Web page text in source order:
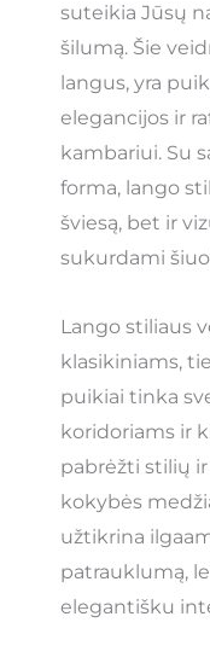
suteikia Jūsų
šilumą. Šie
langus, yra
elegancijos ir
kambariui. Su
forma, lango
šviesą, bet ir
sukurdami
Lango stiliaus
klasikiniams,
puikiai tinka
koridoriams ir
pabrėžti stilių
kokybės
užtikrina
patrauklumą,
elegantišku